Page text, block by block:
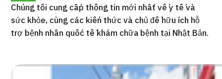
Gói dịch vụ ý kiến y tế thứ hai cho bệnh nhân quốc tế（Bệnh viện
Chúng tôi cung cấp thông tin mới nhất về y tế và
sức khỏe, cùng các kiến thức và chủ đề hữu ích hỗ
trợ bệnh nhân quốc tế khám chữa bệnh tại Nhật Bản.